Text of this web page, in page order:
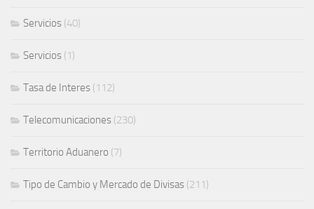
Servicios (40)
Servicios (1)
Tasa de Interes (112)
Telecomunicaciones (230)
Territorio Aduanero (7)
Tipo de Cambio y Mercado de Divisas (211)